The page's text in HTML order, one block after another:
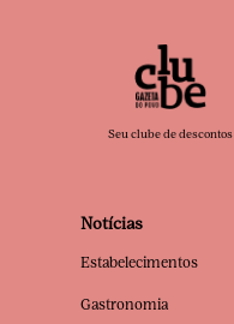
Seu clube de descontos
Notícias
Estabelecimentos
Gastronomia